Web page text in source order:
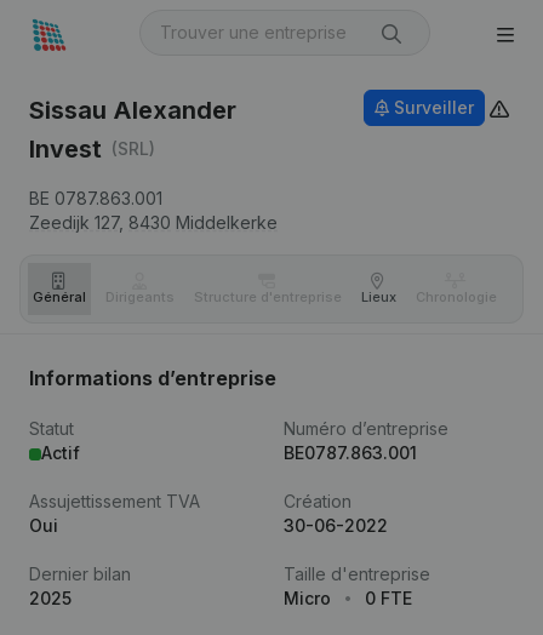
Sissau Alexander
Invest (SRL)
BE 0787.863.001
Zeedijk 127, 8430 Middelkerke
Surveiller
Général Dirigeants Structure d'entreprise Lieux Chronologie
Informations d’entreprise
Statut
Actif
Numéro d’entreprise
BE0787.863.001
Assujettissement TVA
Oui
Création
30-06-2022
Dernier bilan
2025
Taille d'entreprise
Micro
0 FTE